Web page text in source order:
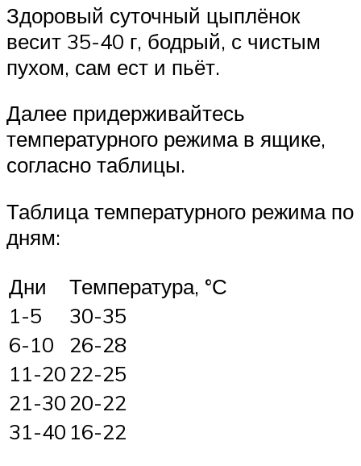
Здоровый суточный цыплёнок
весит 35-40 г, бодрый, с чистым
пухом, сам ест и пьёт.
Далее придерживайтесь
температурного режима в ящике,
согласно таблицы.
Таблица температурного режима по
дням:
Дни
Температура, °С
1-5
30-35
6-10
26-28
11-2022-25
21-3020-22
31-40 16-22